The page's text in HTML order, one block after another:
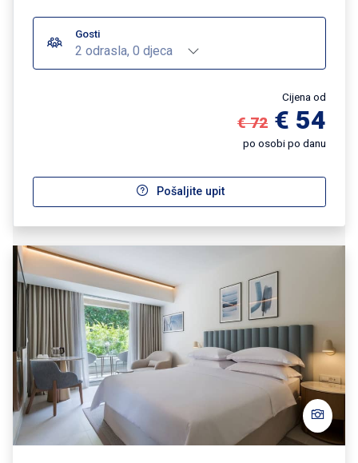
Gosti
2 odrasla, 0 djeca
Cijena od
€ 72 € 54
po osobi po danu
Pošaljite upit